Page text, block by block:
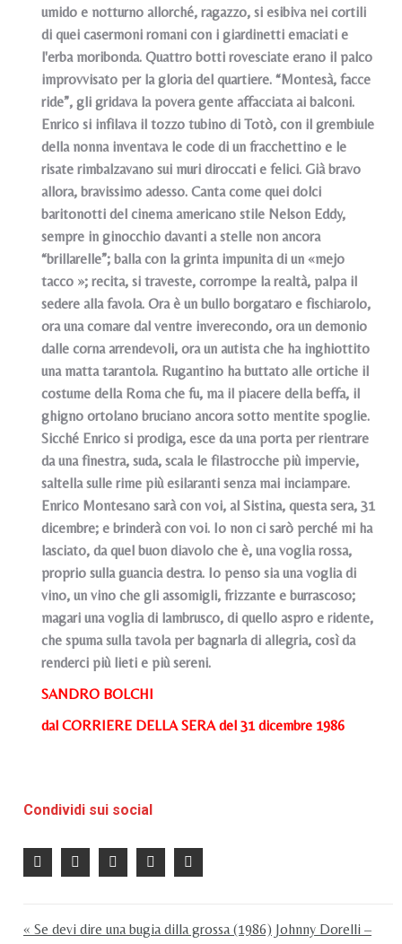
umido e notturno allorché, ragazzo, si esibiva nei cortili
di quei casermoni romani con i giardinetti emaciati e
l'erba moribonda. Quattro botti rovesciate erano il palco
improvvisato per la gloria del quartiere. “Montesà, facce
ride”, gli gridava la povera gente affacciata ai balconi.
Enrico si infilava il tozzo tubino di Totò, con il grembiule
della nonna inventava le code di un fracchettino e le
risate rimbalzavano sui muri diroccati e felici. Già bravo
allora, bravissimo adesso. Canta come quei dolci
baritonotti del cinema americano stile Nelson Eddy,
sempre in ginocchio davanti a stelle non ancora
“brillarelle”; balla con la grinta impunita di un «mejo
tacco »; recita, si traveste, corrompe la realtà, palpa il
sedere alla favola. Ora è un bullo borgataro e fischiarolo,
ora una comare dal ventre inverecondo, ora un demonio
dalle corna arrendevoli, ora un autista che ha inghiottito
una matta tarantola. Rugantino ha buttato alle ortiche il
costume della Roma che fu, ma il piacere della beffa, il
ghigno ortolano bruciano ancora sotto mentite spoglie.
Sicché Enrico si prodiga, esce da una porta per rientrare
da una finestra, suda, scala le filastrocche più impervie,
saltella sulle rime più esilaranti senza mai inciampare.
Enrico Montesano sarà con voi, al Sistina, questa sera, 31
dicembre; e brinderà con voi. Io non ci sarò perché mi ha
lasciato, da quel buon diavolo che è, una voglia rossa,
proprio sulla guancia destra. Io penso sia una voglia di
vino, un vino che gli assomigli, frizzante e burrascoso;
magari una voglia di lambrusco, di quello aspro e ridente,
che spuma sulla tavola per bagnarla di allegria, così da
renderci più lieti e più sereni.
SANDRO BOLCHI
dal CORRIERE DELLA SERA del 31 dicembre 1986
Condividi sui social
« Se devi dire una bugia dilla grossa (1986) Johnny Dorelli –